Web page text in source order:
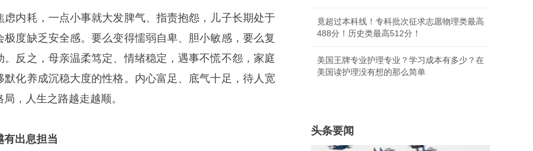
内耗，一点小事就大发脾气、指责抱怨，儿子长期处于
度缺乏安全感。要么变得懦弱自卑、胆小敏感，要么复
反之，母亲温柔笃定、情绪稳定，遇事不慌不怨，家庭
化养成沉稳大度的性格。内心富足、底气十足，待人宽
，人生之路越走越顺。
有出息担当
竟超过本科线！专科批次征求志愿物理类最高
488分！历史类最高512分！
美国王牌专业护理专业？学习成本有多少？在
美国读护理没有想的那么简单
头条要闻